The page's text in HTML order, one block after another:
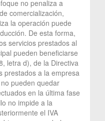
no penaliza a
comercialización,
la operación puede
De esta forma,
servicios prestados al
pueden beneficiarse
letra d), de la Directiva
prestados a la empresa
pueden quedar
en la última fase
no impide a la
el IVA